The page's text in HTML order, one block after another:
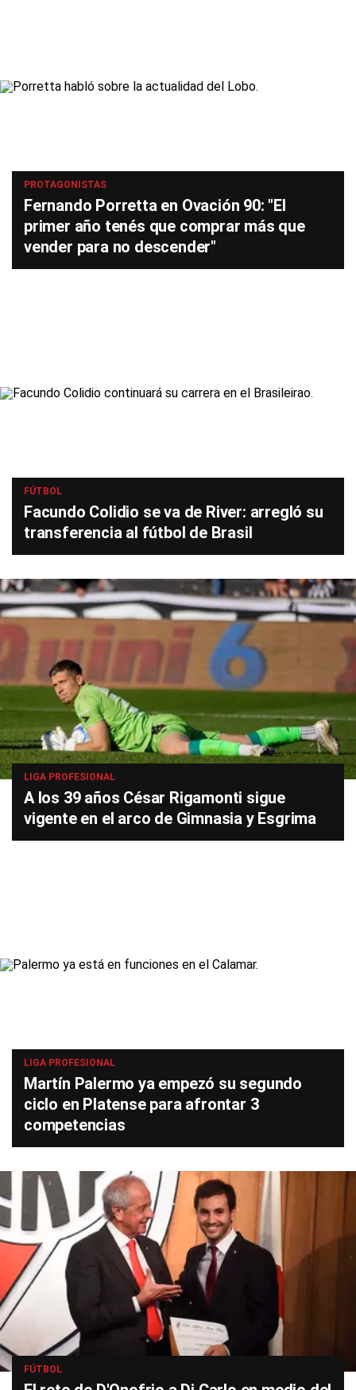
PROTAGONISTAS
Fernando Porretta en Ovación 90: "El
primer año tenés que comprar más que
vender para no descender"
FÚTBOL
Facundo Colidio se va de River: arregló su
transferencia al fútbol de Brasil
LIGA PROFESIONAL
A los 39 años César Rigamonti sigue
vigente en el arco de Gimnasia y Esgrima
LIGA PROFESIONAL
Martín Palermo ya empezó su segundo
ciclo en Platense para afrontar 3
competencias
FÚTBOL